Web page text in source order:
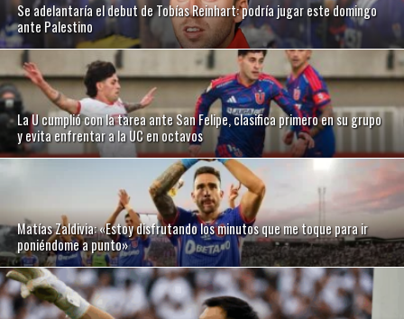
Se adelantaría el debut de Tobías Reinhart: podría jugar este domingo
ante Palestino
La U cumplió con la tarea ante San Felipe, clasifica primero en su grupo
y evita enfrentar a la UC en octavos
Matías Zaldivia: «Estoy disfrutando los minutos que me toque para ir
poniéndome a punto»